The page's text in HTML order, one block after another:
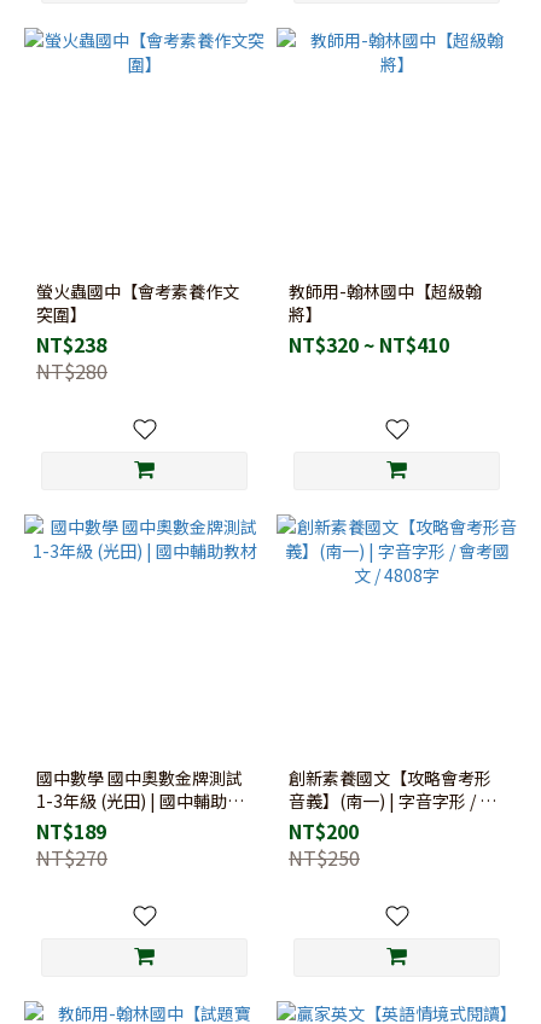
螢火蟲國中【會考素養作文
突圍】
NT$238
NT$280
教師用-翰林國中【超級翰
將】
NT$320 ~ NT$410
國中數學 國中奧數金牌測試
1-3年級 (光田) | 國中輔助教
材
NT$189
NT$270
創新素養國文【攻略會考形
音義】(南一) | 字音字形 / 會
考國文 / 4808字
NT$200
NT$250